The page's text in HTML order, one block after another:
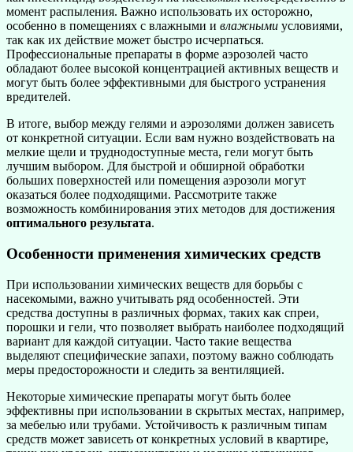
момент распыления. Важно использовать их осторожно,
особенно в помещениях с влажными и влажными условиями,
так как их действие может быстро исчерпаться.
Профессиональные препараты в форме аэрозолей часто
обладают более высокой концентрацией активных веществ и
могут быть более эффективными для быстрого устранения
вредителей.
В итоге, выбор между гелями и аэрозолями должен зависеть
от конкретной ситуации. Если вам нужно воздействовать на
мелкие щели и труднодоступные места, гели могут быть
лучшим выбором. Для быстрой и обширной обработки
больших поверхностей или помещения аэрозоли могут
оказаться более подходящими. Рассмотрите также
возможность комбинирования этих методов для достижения
оптимального результата.
Особенности применения химических средств
При использовании химических веществ для борьбы с
насекомыми, важно учитывать ряд особенностей. Эти
средства доступны в различных формах, таких как спреи,
порошки и гели, что позволяет выбрать наиболее подходящий
вариант для каждой ситуации. Часто такие вещества
выделяют специфические запахи, поэтому важно соблюдать
меры предосторожности и следить за вентиляцией.
Некоторые химические препараты могут быть более
эффективны при использовании в скрытых местах, например,
за мебелью или трубами. Устойчивость к различным типам
средств может зависеть от конкретных условий в квартире,